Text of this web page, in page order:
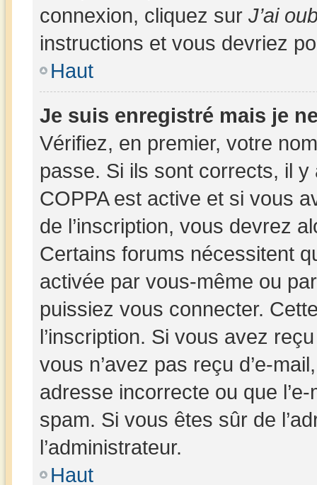
connexion, cliquez sur J’ai
instructions et vous devriez
Haut
Je suis enregistré mais je
Vérifiez, en premier, votre
passe. Si ils sont corrects, il
COPPA est active et si vous
de l’inscription, vous devrez
Certains forums nécessitent
activée par vous-même ou
puissiez vous connecter.
l’inscription. Si vous avez
vous n’avez pas reçu d’e-
adresse incorrecte ou que
spam. Si vous êtes sûr de
l’administrateur.
Haut